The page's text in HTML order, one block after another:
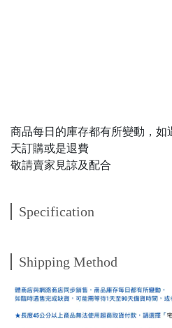
商品每日的庫存都有所變動，如
天訂購或是退費
敬請賣家見諒及配合
Specification
Shipping Method